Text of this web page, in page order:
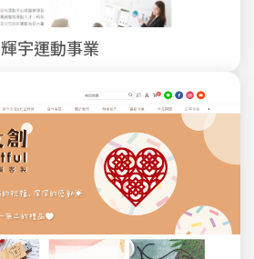
輝宇運動事業